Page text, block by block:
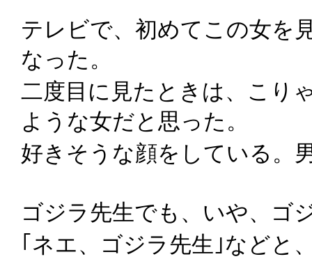
テレビで、初めてこの女を
なった。
二度目に見たときは、こり
ような女だと思った。
好きそうな顔をしている。
ゴジラ先生でも、いや、ゴ
｢ネエ、ゴジラ先生｣などと